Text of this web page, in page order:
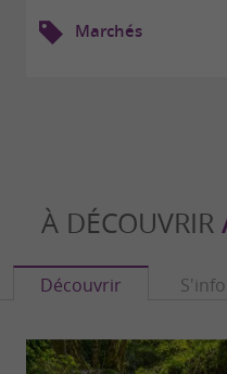
Marchés
À DÉCOUVRIR
Découvrir